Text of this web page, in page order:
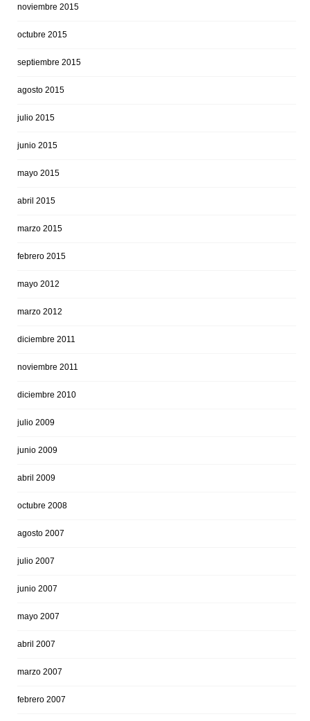
noviembre 2015
octubre 2015
septiembre 2015
agosto 2015
julio 2015
junio 2015
mayo 2015
abril 2015
marzo 2015
febrero 2015
mayo 2012
marzo 2012
diciembre 2011
noviembre 2011
diciembre 2010
julio 2009
junio 2009
abril 2009
octubre 2008
agosto 2007
julio 2007
junio 2007
mayo 2007
abril 2007
marzo 2007
febrero 2007